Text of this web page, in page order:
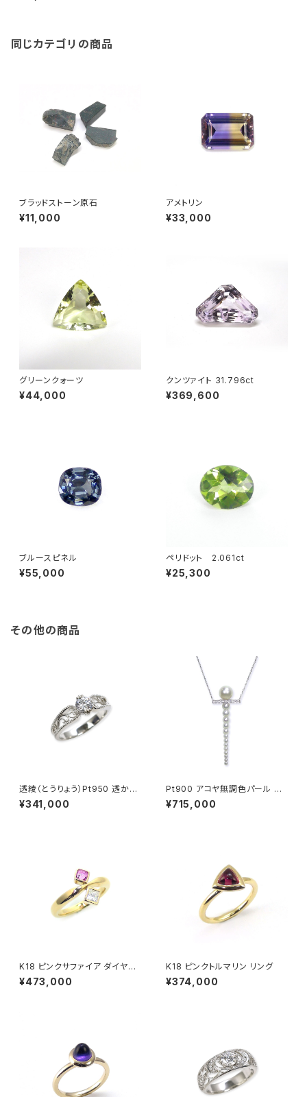
同じカテゴリの商品
ブラッドストーン原石
¥11,000
アメトリン
¥33,000
グリーンクォーツ
¥44,000
クンツァイト 31.796ct
¥369,600
ブルースピネル
¥55,000
ペリドット 2.061ct
¥25,300
その他の商品
透綾（とうりょう）Pt950 透かし
リング枠
¥341,000
Pt900 アコヤ無調色パール ダ
イヤモンド ペンダントネックレス
¥715,000
K18 ピンクサファイア ダイヤモ
ンド リング
¥473,000
K18 ピンクトルマリン リング
¥374,000